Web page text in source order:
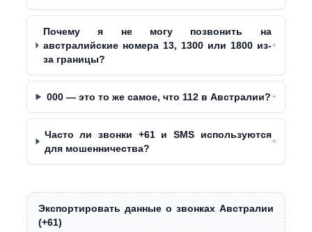
Почему я не могу позвонить на
австралийские номера 13, 1300 или 1800 из-
за границы?
+
000 — это то же самое, что 112 в Австралии?+
Часто ли звонки +61 и SMS используются
для мошенничества?
+
Экспортировать данные о звонках Австралии
(+61)